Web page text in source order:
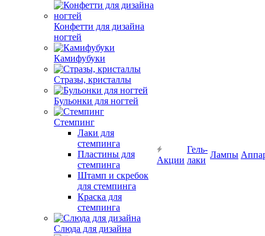
Конфетти для дизайна
ногтей
Камифубуки
Стразы, кристаллы
Бульонки для ногтей
Стемпинг
Лаки для
стемпинга
Пластины для
стемпинга
Штамп и скребок
для стемпинга
Краска для
стемпинга
Слюда для дизайна
Акции
Гель-
лаки
Лампы